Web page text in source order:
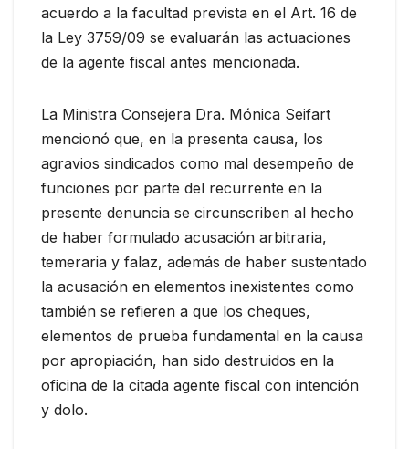
acuerdo a la facultad prevista en el Art. 16 de
la Ley 3759/09 se evaluarán las actuaciones
de la agente fiscal antes mencionada.
La Ministra Consejera Dra. Mónica Seifart
mencionó que, en la presenta causa, los
agravios sindicados como mal desempeño de
funciones por parte del recurrente en la
presente denuncia se circunscriben al hecho
de haber formulado acusación arbitraria,
temeraria y falaz, además de haber sustentado
la acusación en elementos inexistentes como
también se refieren a que los cheques,
elementos de prueba fundamental en la causa
por apropiación, han sido destruidos en la
oficina de la citada agente fiscal con intención
y dolo.